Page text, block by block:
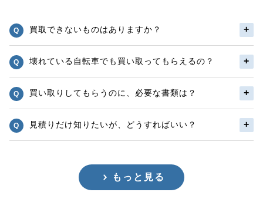
買取できないものはありますか？
壊れている自転車でも買い取ってもらえるの？
買い取りしてもらうのに、必要な書類は？
見積りだけ知りたいが、どうすればいい？
もっと見る